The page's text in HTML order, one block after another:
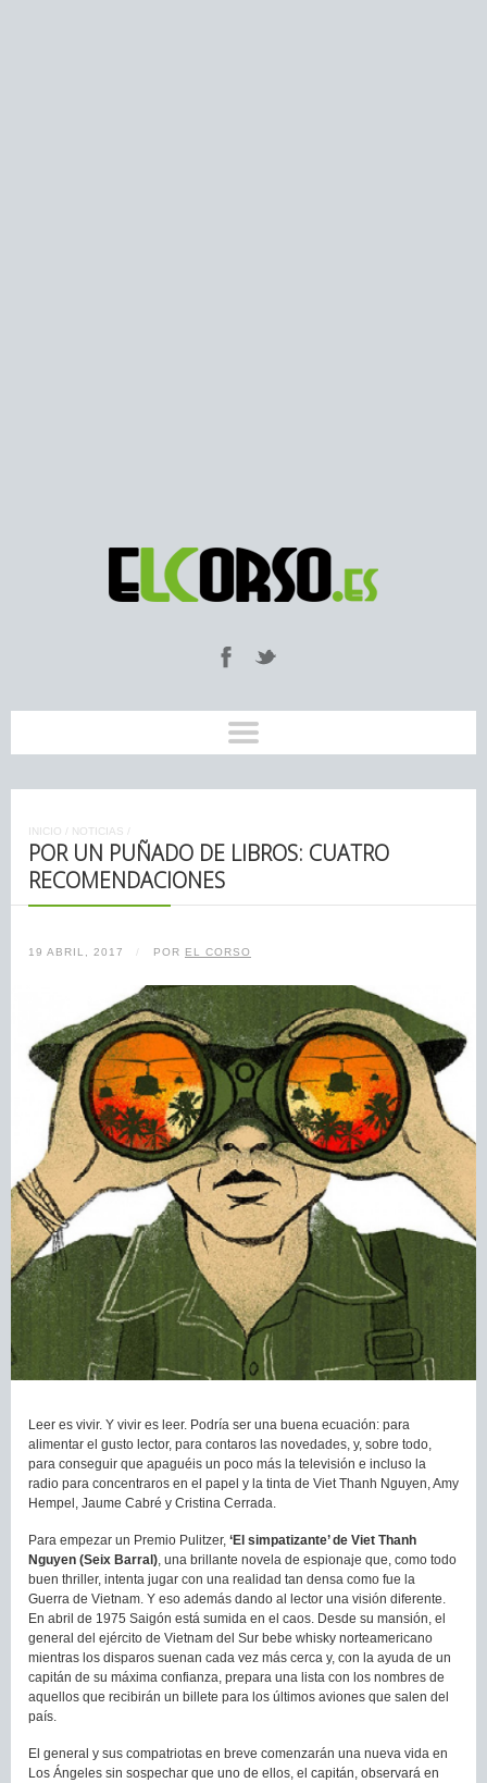
INICIO / NOTICIAS /
POR UN PUÑADO DE LIBROS: CUATRO
RECOMENDACIONES
19 ABRIL, 2017 / POR EL CORSO
Leer es vivir. Y vivir es leer. Podría ser una buena ecuación: para
alimentar el gusto lector, para contaros las novedades, y, sobre todo,
para conseguir que apaguéis un poco más la televisión e incluso la
radio para concentraros en el papel y la tinta de Viet Thanh Nguyen, Amy
Hempel, Jaume Cabré y Cristina Cerrada.
Para empezar un Premio Pulitzer, ‘El simpatizante’ de Viet Thanh
Nguyen (Seix Barral), una brillante novela de espionaje que, como todo
buen thriller, intenta jugar con una realidad tan densa como fue la
Guerra de Vietnam. Y eso además dando al lector una visión diferente.
En abril de 1975 Saigón está sumida en el caos. Desde su mansión, el
general del ejército de Vietnam del Sur bebe whisky norteamericano
mientras los disparos suenan cada vez más cerca y, con la ayuda de un
capitán de su máxima confianza, prepara una lista con los nombres de
aquellos que recibirán un billete para los últimos aviones que salen del
país.
El general y sus compatriotas en breve comenzarán una nueva vida en
Los Ángeles sin sospechar que uno de ellos, el capitán, observará en